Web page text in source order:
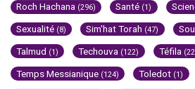
Roch Hachana (296) Santé (1)
Sexualité (8) Sim'hat Torah (47)
Talmud (1) Techouva (122) Téfila
Temps Messianique (124) Toledot (1)